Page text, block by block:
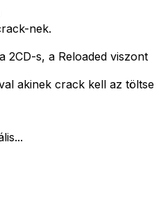
nek.
2CD-s, a Reloaded viszont
akinek crack kell az töltse